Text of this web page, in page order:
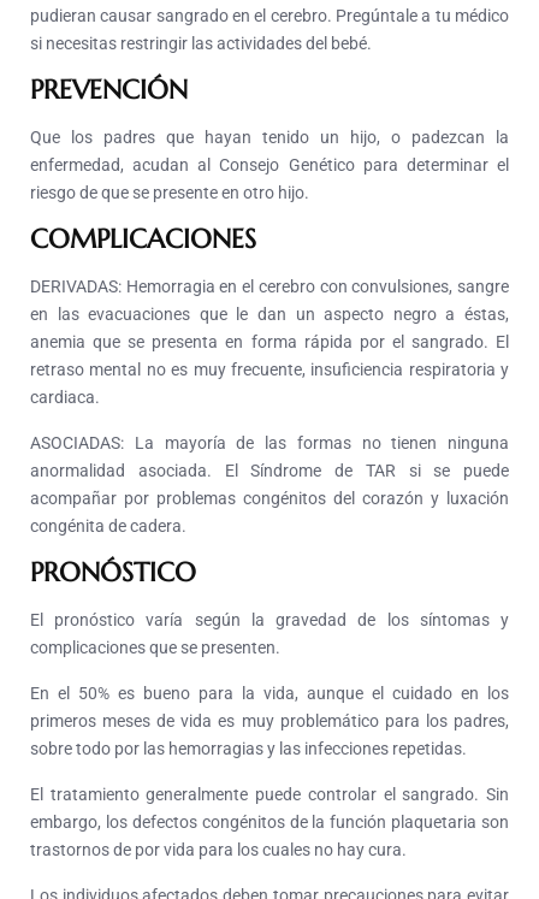
pudieran causar sangrado en el cerebro. Pregúntale a tu médico
si necesitas restringir las actividades del bebé.
PREVENCIÓN
Que los padres que hayan tenido un hijo, o padezcan la
enfermedad, acudan al Consejo Genético para determinar el
riesgo de que se presente en otro hijo.
COMPLICACIONES
DERIVADAS: Hemorragia en el cerebro con convulsiones, sangre
en las evacuaciones que le dan un aspecto negro a éstas,
anemia que se presenta en forma rápida por el sangrado. El
retraso mental no es muy frecuente, insuficiencia respiratoria y
cardiaca.
ASOCIADAS: La mayoría de las formas no tienen ninguna
anormalidad asociada. El Síndrome de TAR si se puede
acompañar por problemas congénitos del corazón y luxación
congénita de cadera.
PRONÓSTICO
El pronóstico varía según la gravedad de los síntomas y
complicaciones que se presenten.
En el 50% es bueno para la vida, aunque el cuidado en los
primeros meses de vida es muy problemático para los padres,
sobre todo por las hemorragias y las infecciones repetidas.
El tratamiento generalmente puede controlar el sangrado. Sin
embargo, los defectos congénitos de la función plaquetaria son
trastornos de por vida para los cuales no hay cura.